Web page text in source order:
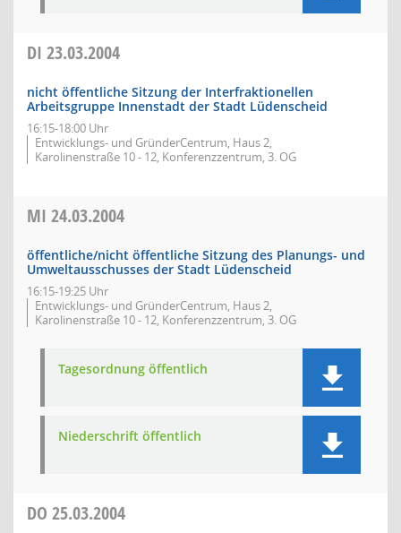
DI 23.03.2004
nicht öffentliche Sitzung der Interfraktionellen
Arbeitsgruppe Innenstadt der Stadt Lüdenscheid
16:15-18:00 Uhr
Entwicklungs- und GründerCentrum, Haus 2,
Karolinenstraße 10 - 12, Konferenzzentrum, 3. OG
MI 24.03.2004
öffentliche/nicht öffentliche Sitzung des Planungs- und
Umweltausschusses der Stadt Lüdenscheid
16:15-19:25 Uhr
Entwicklungs- und GründerCentrum, Haus 2,
Karolinenstraße 10 - 12, Konferenzzentrum, 3. OG
Tagesordnung öffentlich
Niederschrift öffentlich
DO 25.03.2004